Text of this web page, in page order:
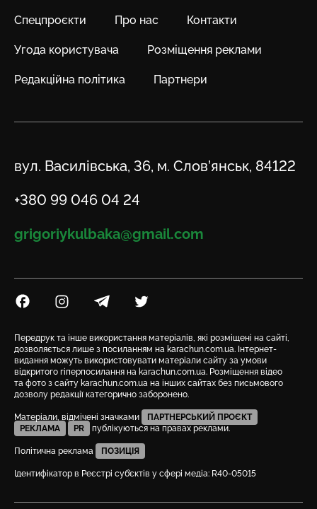
Спецпроєкти Про нас Контакти
Угода користувача Розміщення реклами
Редакційна політика Партнери
Адреса
вул. Василівська, 36, м. Слов’янськ, 84122
Телефон
+380 99 046 04 24
Email
grigoriykulbaka@gmail.com
Посилання на Facebook
Посилання на Instagram
Посилання на Telegram
Посилання на Twitter
Передрук та інше використання матеріалів, які розміщені на сайті,
дозволяється лише з посиланням на karachun.com.ua. Інтернет-
видання можуть використовувати матеріали сайту за умови
відкритого гіперпосилання на karachun.com.ua. Розміщення відео
та фото з сайту karachun.com.ua на інших сайтах без письмового
дозволу редакції категорично заборонено.
Матеріали, відмічені значками
ПАРТНЕРСЬКИЙ ПРОЄКТ
РЕКЛАМА
PR публікуються на правах реклами.
Політична реклама ПОЗИЦІЯ
Ідентифікатор в Реєстрі суб’єктів у сфері медіа: R40-05015